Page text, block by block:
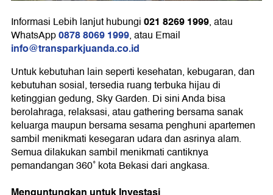
Informasi Lebih lanjut hubungi021 8269 1999, atau
WhatsApp0878 8069 1999, atau Email
info@transparkjuanda.co.id
Untuk kebutuhan lain seperti kesehatan, kebugaran, dan
kebutuhan sosial, tersedia ruang terbuka hijau di
ketinggian gedung, Sky Garden. Di sini Anda bisa
berolahraga, relaksasi, atau gathering bersama sanak
keluarga maupun bersama sesama penghuni apartemen
sambil menikmati kesegaran udara dan asrinya alam.
Semua dilakukan sambil menikmati cantiknya
pemandangan 360˚ kota Bekasi dari angkasa.